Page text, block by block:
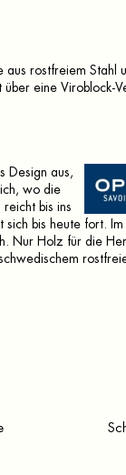
aus rostfreiem Stahl
eine Viroblock-
Design aus,
wo die
bis ins
bis heute fort. Im
Nur Holz für die